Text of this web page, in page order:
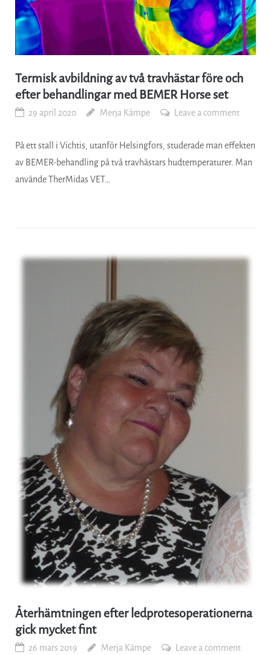
Termisk avbildning av två travhästar före och
efter behandlingar med BEMER Horse set
29 april 2020 Merja Kämpe Leave a comment
På ett stall i Vichtis, utanför Helsingfors, studerade man effekten
av BEMER-behandling på två travhästars hudtemperaturer. Man
använde TherMidas VET…
Återhämtningen efter ledprotesoperationerna
gick mycket fint
26 mars 2019 Merja Kämpe Leave a comment